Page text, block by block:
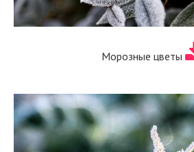
Морозные цветы